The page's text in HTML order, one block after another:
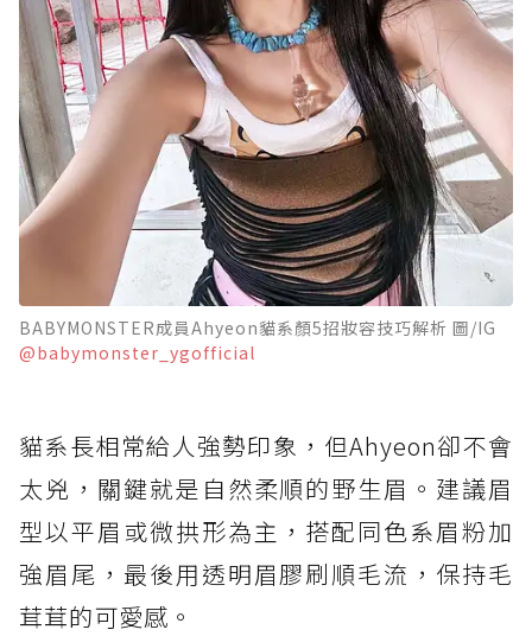
BABYMONSTER成員Ahyeon貓系顏5招妝容技巧解析 圖/IG
@babymonster_ygofficial
貓系長相常給人強勢印象，但Ahyeon卻不會
太兇，關鍵就是自然柔順的野生眉。建議眉
型以平眉或微拱形為主，搭配同色系眉粉加
強眉尾，最後用透明眉膠刷順毛流，保持毛
茸茸的可愛感。